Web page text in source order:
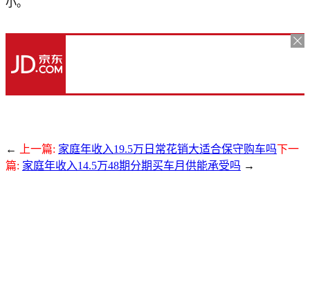
← 上一篇: 家庭年收入19.5万日常花销大适合保守购车吗下一
篇: 家庭年收入14.5万48期分期买车月供能承受吗 →